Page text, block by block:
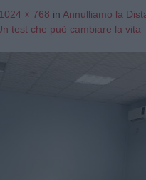
1024 × 768 in Annulliamo la
test che può cambiare la vita